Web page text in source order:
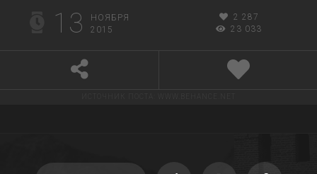
13
НОЯБРЯ
2015
2 287
23 033